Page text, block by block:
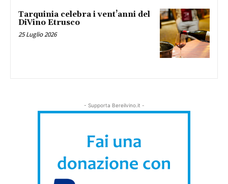
Tarquinia celebra i vent’anni del
DiVino Etrusco
25 Luglio 2026
- Supporta Bereilvino.it -